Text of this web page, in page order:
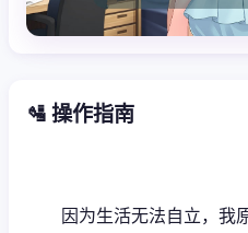
🛂 操作指南
因为生活无法自立，我